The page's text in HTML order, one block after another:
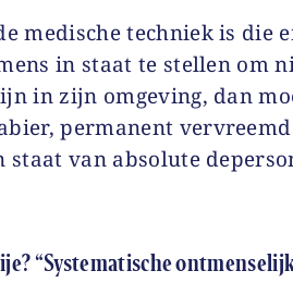
medische techniek is die
in staat te stellen om
in zijn omgeving, dan
permanent
staat van absolute
“Systematische